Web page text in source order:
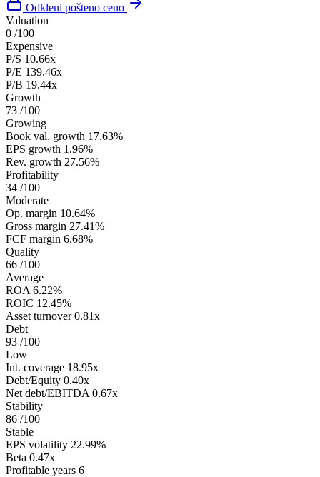
Odkleni pošteno ceno
Valuation
0 /100
Expensive
P/S 10.66x
P/E 139.46x
P/B 19.44x
Growth
73 /100
Growing
Book val. growth 17.63%
EPS growth 1.96%
Rev. growth 27.56%
Profitability
34 /100
Moderate
Op. margin 10.64%
Gross margin 27.41%
FCF margin 6.68%
Quality
66 /100
Average
ROA 6.22%
ROIC 12.45%
Asset turnover 0.81x
Debt
93 /100
Low
Int. coverage 18.95x
Debt/Equity 0.40x
Net debt/EBITDA 0.67x
Stability
86 /100
Stable
EPS volatility 22.99%
Beta 0.47x
Profitable years 6